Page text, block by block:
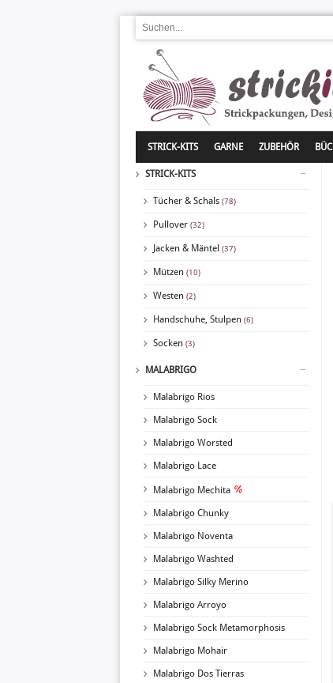
STRICK-KITS GARNE ZUBEHÖR
STRICK-KITS
Tücher & Schals (78)
Pullover (32)
Jacken & Mäntel (37)
Mützen (10)
Westen (2)
Handschuhe, Stulpen (6)
Socken (3)
MALABRIGO
Malabrigo Rios
Malabrigo Sock
Malabrigo Worsted
Malabrigo Lace
Malabrigo Mechita
Malabrigo Chunky
Malabrigo Noventa
Malabrigo Washted
Malabrigo Silky Merino
Malabrigo Arroyo
Malabrigo Sock Metamorphosis
Malabrigo Mohair
Malabrigo Dos Tierras